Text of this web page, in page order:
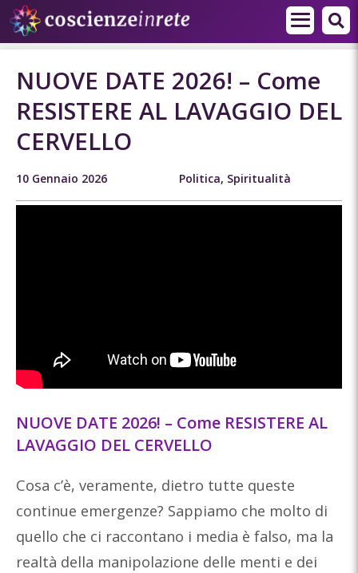
NUOVE DATE 2026! – Come
RESISTERE AL LAVAGGIO DEL
CERVELLO
10 Gennaio 2026 Politica, Spiritualità
NUOVE DATE 2026! – Come RESISTERE AL
LAVAGGIO DEL CERVELLO
Cosa c’è, veramente, dietro tutte queste
continue emergenze? Sappiamo che molto di
quello che ci raccontano i media è falso, ma la
realtà della manipolazione delle menti e dei